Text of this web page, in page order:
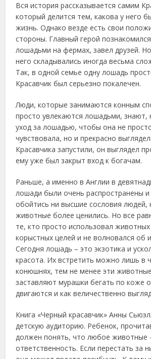
Вся история рассказывается самим
который делится тем, какова у него
жизнь. Однако везде есть свои
стороны. Главный герой
лошадьми на фермах, завел друзей.
него складывались иногда весьма
Так, в одной семье одну лошадь
Красавчик был серьезно покалечен.
Люди, которые занимаются конным
просто увлекаются лошадьми, знают,
уход за лошадью, чтобы она не
чувствовала, но и прекрасно
Красавчика запустили, он выглядел
ему уже был закрыт вход к богачам.
Раньше, а именно в Англии в
лошади были очень распространены и
обойтись ни высшие сословия людей,
животные более ценились. Но все
те, кто просто использовал
корыстных целей и не волновался об
Сегодня лошадь – это экзотика и
красота. Их встретить можно лишь в
конюшнях, тем не менее эти
заставляют мурашки бегать по коже
двигаются и как величественно
Книга «Черный красавчик» Анны
детскую аудиторию. Ребенок,
должен понять, что любое животные
ответственность. Если перестать за